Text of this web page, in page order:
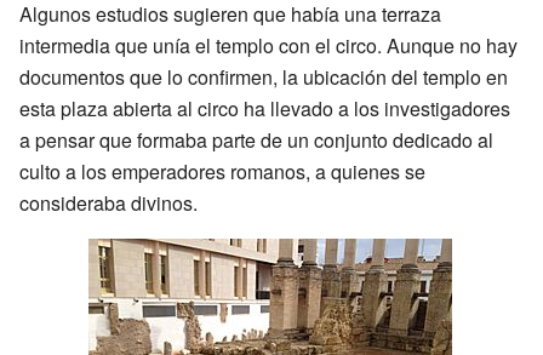
Algunos estudios sugieren que había una terraza
intermedia que unía el templo con el circo. Aunque no hay
documentos que lo confirmen, la ubicación del templo en
esta plaza abierta al circo ha llevado a los investigadores
a pensar que formaba parte de un conjunto dedicado al
culto a los emperadores romanos, a quienes se
consideraba divinos.